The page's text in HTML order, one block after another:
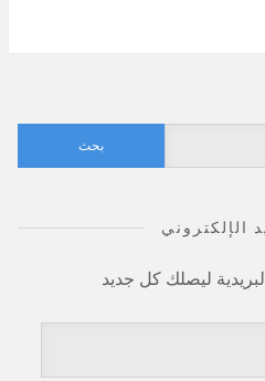
عن:
الإلكتروني
ليصلك كل جديد